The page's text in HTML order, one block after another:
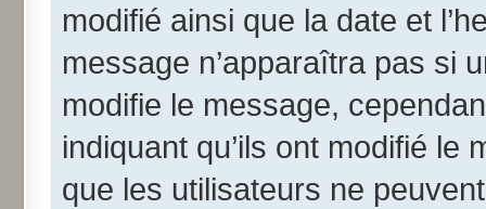
modifié ainsi que la date et
message n’apparaîtra pas si
modifie le message,
indiquant qu’ils ont modifié le
que les utilisateurs ne